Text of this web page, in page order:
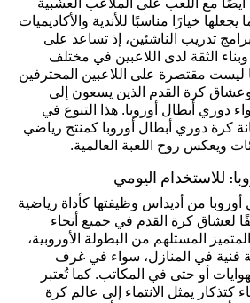
أيضًا مع اللعب على الملاعب العشبية
يجعلها خيارًا مناسبًا للأندية والأكاديميات
تدريب الناشئين، إذ تساعد على
الثقة لدى اللاعبين في مختلف
ليست مقتصرة على اللاعبين المحترفين
كرة القدم الذين يسعون إلى
دوري أبطال أوروبا. هذا التنوع في
كرة دوري أبطال أوروبا كمنتج رياضي
ويعكس روح اللعبة العالمية.
للاستخدام اليومي
من أديداس وظيفتها كأداة رياضية
لعشاق كرة القدم في جميع أنحاء
المستلهم من البطولة الأوروبية،
فنية في المنازل، سواء في غرف
أو حتى في المكاتب. كما تُعتبر
كتذكار يمثل الانتماء إلى عالم كرة